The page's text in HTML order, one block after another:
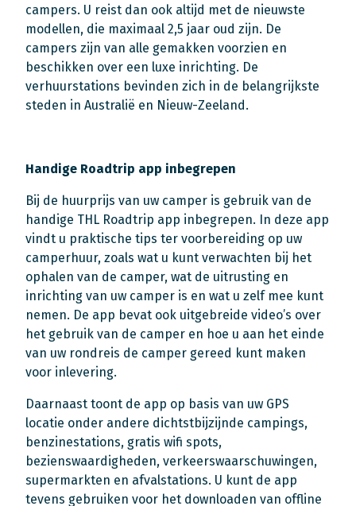
campers. U reist dan ook altijd met de nieuwste
modellen, die maximaal 2,5 jaar oud zijn. De
campers zijn van alle gemakken voorzien en
beschikken over een luxe inrichting. De
verhuurstations bevinden zich in de belangrijkste
steden in Australië en Nieuw-Zeeland.
Handige Roadtrip app inbegrepen
Bij de huurprijs van uw camper is gebruik van de
handige THL Roadtrip app inbegrepen. In deze app
vindt u praktische tips ter voorbereiding op uw
camperhuur, zoals wat u kunt verwachten bij het
ophalen van de camper, wat de uitrusting en
inrichting van uw camper is en wat u zelf mee kunt
nemen. De app bevat ook uitgebreide video’s over
het gebruik van de camper en hoe u aan het einde
van uw rondreis de camper gereed kunt maken
voor inlevering.
Daarnaast toont de app op basis van uw GPS
locatie onder andere dichtstbijzijnde campings,
benzinestations, gratis wifi spots,
bezienswaardigheden, verkeerswaarschuwingen,
supermarkten en afvalstations. U kunt de app
tevens gebruiken voor het downloaden van offline